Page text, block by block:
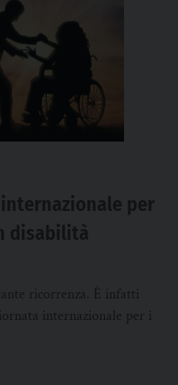
per
disabilità
ricorrenza. È infatti
internazionale per i